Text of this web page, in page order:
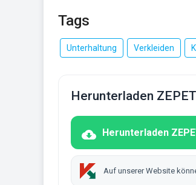
Tags
Unterhaltung Verkleiden
Herunterladen
Herunterladen
Auf unserer Website